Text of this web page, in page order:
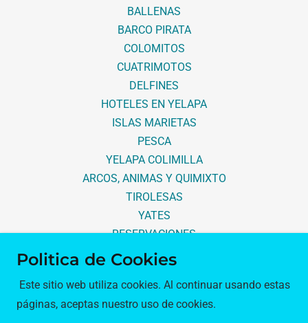
BALLENAS
BARCO PIRATA
COLOMITOS
CUATRIMOTOS
DELFINES
HOTELES EN YELAPA
ISLAS MARIETAS
PESCA
YELAPA COLIMILLA
ARCOS, ANIMAS Y QUIMIXTO
TIROLESAS
YATES
RESERVACIONES
Política de privacidad
Politica de Cookies
Este sitio web utiliza cookies. Al continuar usando estas
páginas, aceptas nuestro uso de cookies.